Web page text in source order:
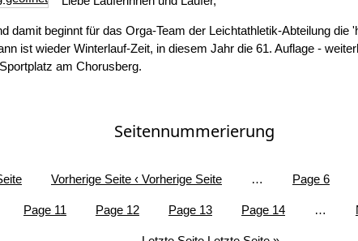
damit beginnt für das Orga-Team der Leichtathletik-Abteilung die
ist wieder Winterlauf-Zeit, in diesem Jahr die 61. Auflage -
am Chorusberg.
Seitennummerierung
Vorherige Seite ‹ Vorherige Seite … Page 6
Page 11 Page 12 Page 13 Page 14 …